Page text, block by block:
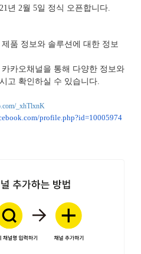
년 2월 5일 정식 오픈합니다.
품 정보와 솔루션에 대한 정보
카오채널을 통해 다양한 정보와
고 확인하실 수 있습니다.
_xhTlxnK
.com/profile.php?id=10005974